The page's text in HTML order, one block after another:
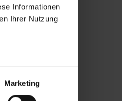
Informationen
Ihrer Nutzung
Marketing